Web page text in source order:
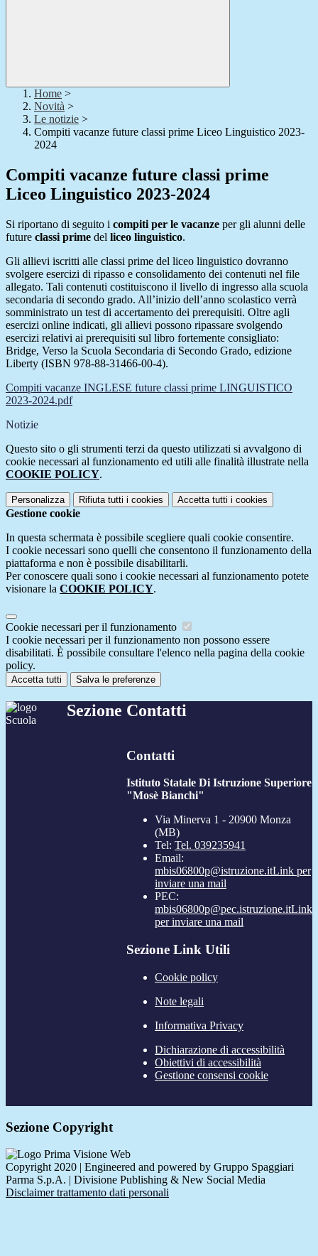
Home >
Novità >
Le notizie >
Compiti vacanze future classi prime Liceo Linguistico 2023-
2024
Compiti vacanze future classi prime
Liceo Linguistico 2023-2024
Si riportano di seguito i compiti per le vacanze per gli alunni delle
future classi prime del liceo linguistico.
Gli allievi iscritti alle classi prime del liceo linguistico dovranno
svolgere esercizi di ripasso e consolidamento dei contenuti nel file
allegato. Tali contenuti costituiscono il livello di ingresso alla scuola
secondaria di secondo grado. All’inizio dell’anno scolastico verrà
somministrato un test di accertamento dei prerequisiti. Oltre agli
esercizi online indicati, gli allievi possono ripassare svolgendo
esercizi relativi ai prerequisiti sul libro fortemente consigliato:
Bridge, Verso la Scuola Secondaria di Secondo Grado, edizione
Liberty (ISBN 978-88-31466-00-4).
Compiti vacanze INGLESE future classi prime LINGUISTICO
2023-2024.pdf
Notizie
Questo sito o gli strumenti terzi da questo utilizzati si avvalgono di
cookie necessari al funzionamento ed utili alle finalità illustrate nella
COOKIE POLICY.
Personalizza Rifiuta tutti i cookies Accetta tutti i cookies
Gestione cookie
In questa schermata è possibile scegliere quali cookie consentire.
I cookie necessari sono quelli che consentono il funzionamento della
piattaforma e non è possibile disabilitarli.
Per conoscere quali sono i cookie necessari al funzionamento potete
visionare la COOKIE POLICY.
Cookie necessari per il funzionamento
I cookie necessari per il funzionamento non possono essere
disabilitati. È possibile consultare l'elenco nella pagina della cookie
policy.
Accetta tutti Salva le preferenze
Sezione Contatti
Contatti
Istituto Statale Di Istruzione Superiore
"Mosè Bianchi"
Via Minerva 1 - 20900 Monza
(MB)
Tel: Tel. 039235941
Email:
mbis06800p@istruzione.itLink per
inviare una mail
PEC:
mbis06800p@pec.istruzione.itLink
per inviare una mail
Sezione Link Utili
Cookie policy
Note legali
Informativa Privacy
Dichiarazione di accessibilità
Obiettivi di accessibilità
Gestione consensi cookie
Sezione Copyright
Copyright 2020 | Engineered and powered by Gruppo Spaggiari
Parma S.p.A. | Divisione Publishing & New Social Media
Disclaimer trattamento dati personali